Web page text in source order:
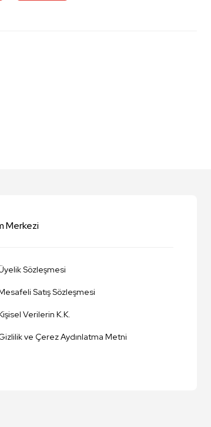
Merkezi
Sözleşmesi
Satış Sözleşmesi
Verilerin K.K.
ve Çerez Aydınlatma Metni